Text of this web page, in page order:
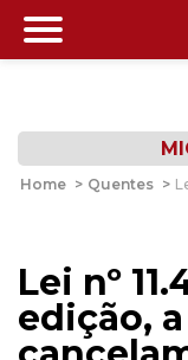
Home > Quentes >
Lei nº
edição,